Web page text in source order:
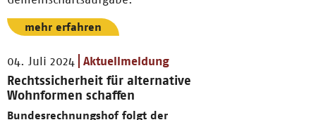
mehr erfahren
04. Juli 2024 Aktuellmeldung
Rechtssicherheit für alternative
Wohnformen schaffen
Bundesrechnungshof folgt der